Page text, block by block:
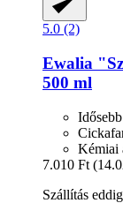
5.0 (2)
Ewalia
500 ml
Kémiai
7.010 Ft
Szállítás